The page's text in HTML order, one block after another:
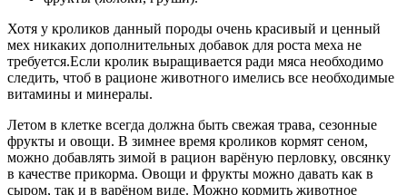
Хотя у кроликов данный породы очень красивый и ценный
мех никаких дополнительных добавок для роста меха не
требуется.Если кролик выращивается ради мяса необходимо
следить, чтоб в рационе животного имелись все необходимые
витамины и минералы.
Летом в клетке всегда должна быть свежая трава, сезонные
фрукты и овощи. В зимнее время кроликов кормят сеном,
можно добавлять зимой в рацион варёную перловку, овсянку
в качестве прикорма. Овощи и фрукты можно давать как в
сыром, так и в варёном виде. Можно кормить животное